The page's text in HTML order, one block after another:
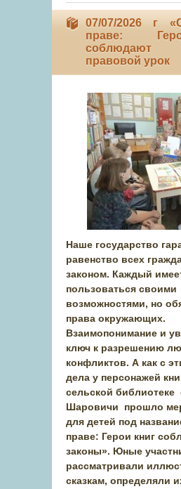
07/07/2026 г
праве:
соблюдают
правовой урок
Наше государство
равенство всех
законом. Каждый
пользоваться своими
возможностями, но
права окружающих.
Взаимопонимание и
ключ к разрешению
конфликтов. А как с
дела у персонажей
сельской библиотеке
Шаровичи прошло
для детей под
праве: Герои книг
законы». Юные
рассматривали
сказкам, определяли